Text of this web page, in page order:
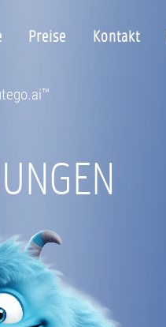
Preise Kontakt